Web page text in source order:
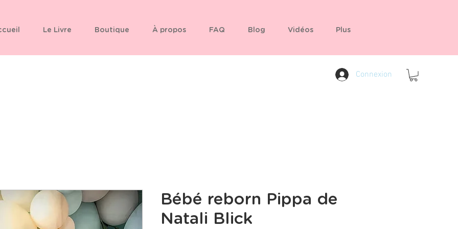
Le Livre Boutique À propos FAQ Blog Vidéos Plus
Connexion
Bébé reborn Pippa de
Natali Blick